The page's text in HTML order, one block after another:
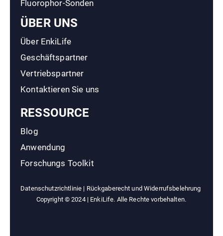
Fluorophor-Sonden
ÜBER UNS
Über EnkiLife
Geschäftspartner
Vertriebspartner
Kontaktieren Sie uns
RESSOURCE
Blog
Anwendung
Forschungs Toolkit
Datenschutzrichtlinie | Rückgaberecht und Widerrufsbelehrung
Copyright © 2024 | EnkiLife. Alle Rechte vorbehalten.